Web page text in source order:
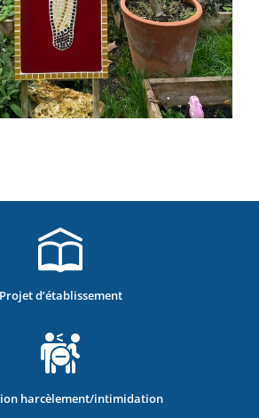
Projet d’établissement
harcèlement/intimidation